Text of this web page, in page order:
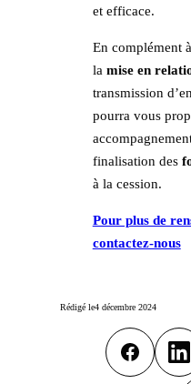
et efficace.
En complément
la mise en
transmission
pourra vous
finalisation des
à la cession.
Pour plus de
contactez-nous
Rédigé le4 décembre 2024
Facebook